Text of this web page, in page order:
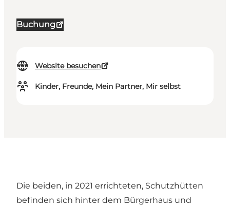
Buchung
Website besuchen
Kinder, Freunde, Mein Partner, Mir selbst
Die beiden, in 2021 errichteten, Schutzhütten
befinden sich hinter dem Bürgerhaus und